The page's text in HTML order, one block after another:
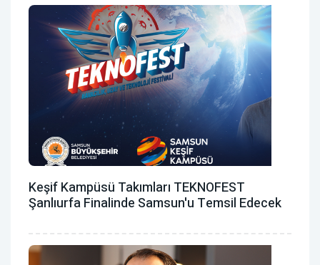
Keşif Kampüsü Takımları TEKNOFEST
Şanlıurfa Finalinde Samsun'u Temsil Edecek